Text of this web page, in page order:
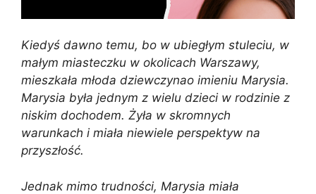
Kiedyś dawno temu, bo w ubiegłym stuleciu, w
małym miasteczku w okolicach Warszawy,
mieszkała młoda dziewczynao imieniu Marysia.
Marysia była jednym z wielu dzieci w rodzinie z
niskim dochodem. Żyła w skromnych
warunkach i miała niewiele perspektyw na
przyszłość.
Jednak mimo trudności, Marysia miała